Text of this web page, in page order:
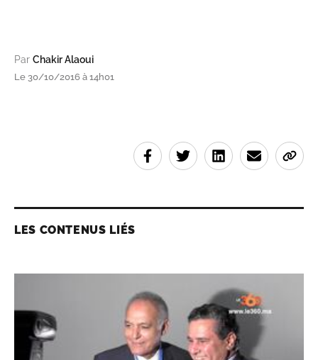
Par Chakir Alaoui
Le 30/10/2016 à 14h01
LES CONTENUS LIÉS